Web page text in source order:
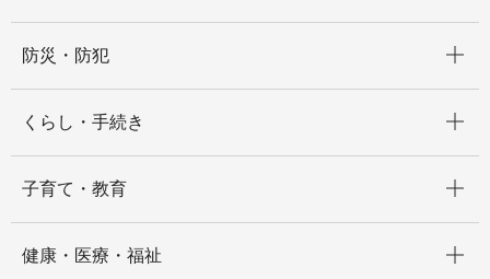
防災・防犯
くらし・手続き
子育て・教育
健康・医療・福祉